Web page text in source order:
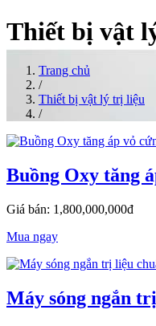
Thiết bị vật
Trang chủ
/
Thiết bị vật lý trị liệu
/
Buồng Oxy tăng
Giá bán: 1,800,000,000đ
Mua ngay
Máy sóng ngắn